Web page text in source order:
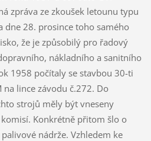
zpráva ze zkoušek letounu typu
dne 28. prosince toho samého
že je způsobilý pro řadový
nákladního a sanitního
1958 počítaly se stavbou 30-ti
na lince závodu č.272. Do
strojů měly být vneseny
Konkrétně přitom šlo o
nádrže. Vzhledem ke